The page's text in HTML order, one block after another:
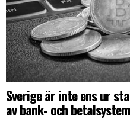
Sverige är inte ens ur
av bank- och betalsystem